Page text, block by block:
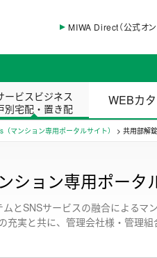
MIWA Direct（公式オン
ービスビジネス
別宅配・置き配
WEBカ
（マンション専用ポータルサイト） > 共用部解
ション専用ポータ
とSNSサービスの融合によるマ
充実と共に、管理会社様・管理組